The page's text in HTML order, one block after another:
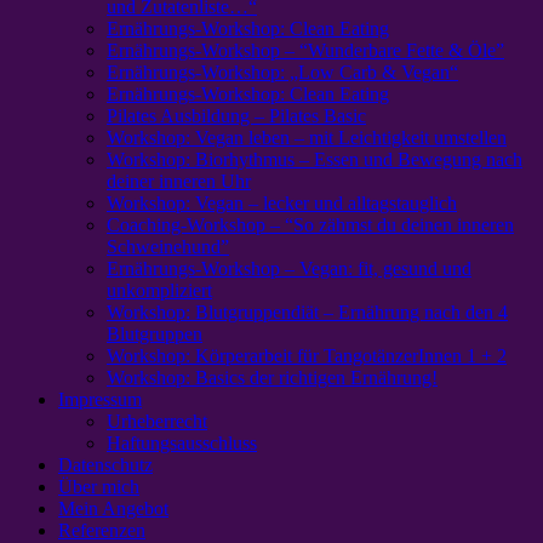
und Zutatenliste…“
Ernährungs-Workshop: Clean Eating
Ernährungs-Workshop – “Wunderbare Fette & Öle”
Ernährungs-Workshop: „Low Carb & Vegan“
Ernährungs-Workshop: Clean Eating
Pilates Ausbildung – Pilates Basic
Workshop: Vegan leben – mit Leichtigkeit umstellen
Workshop: Biorhythmus – Essen und Bewegung nach
deiner inneren Uhr
Workshop: Vegan – lecker und alltagstauglich
Coaching-Workshop – “So zähmst du deinen inneren
Schweinehund”
Ernährungs-Workshop – Vegan: fit, gesund und
unkompliziert
Workshop: Blutgruppendiät – Ernährung nach den 4
Blutgruppen
Workshop: Körperarbeit für TangotänzerInnen 1 + 2
Workshop: Basics der richtigen Ernährung!
Impressum
Urheberrecht
Haftungsausschluss
Datenschutz
Über mich
Mein Angebot
Referenzen